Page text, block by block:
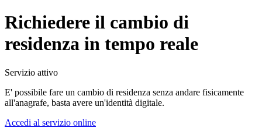
Richiedere il cambio di
residenza in tempo reale
Servizio attivo
E' possibile fare un cambio di residenza senza andare fisicamente
all'anagrafe, basta avere un'identità digitale.
Accedi al servizio online